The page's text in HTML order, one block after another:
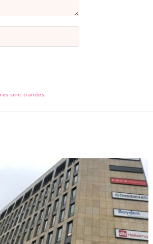
sont traitées.